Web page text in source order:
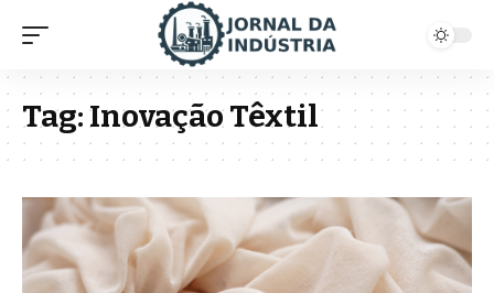
Tag:Inovação Têxtil